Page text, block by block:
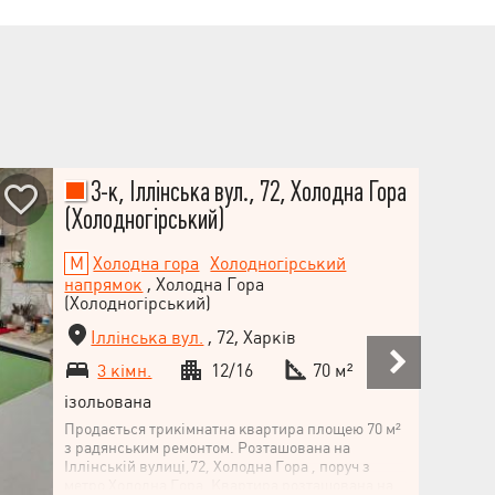
3-к, Іллінська вул., 72, Холодна Гора
(Холодногірський)
Холодна гора
Холодногірський
напрямок , Холодна Гора
(Холодногірський)
Іллінська вул. , 72, Харків
3 кімн.
12/16
70 м²
ізольована
Продається трикімнатна квартира площею 70 м²
з радянським ремонтом. Розташована на
Іллінській вулиці,72, Холодна Гора , поруч з